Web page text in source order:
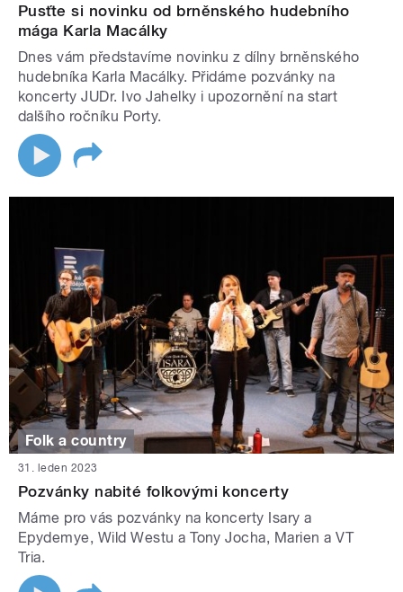
Pusťte si novinku od brněnského hudebního
mága Karla Macálky
Dnes vám představíme novinku z dílny brněnského
hudebníka Karla Macálky. Přidáme pozvánky na
koncerty JUDr. Ivo Jahelky i upozornění na start
dalšího ročníku Porty.
Folk a country
31. leden 2023
Pozvánky nabité folkovými koncerty
Máme pro vás pozvánky na koncerty Isary a
Epydemye, Wild Westu a Tony Jocha, Marien a VT
Tria.